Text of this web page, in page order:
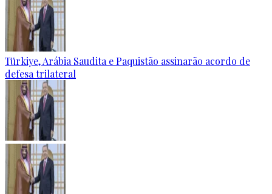
Türkiye, Arábia Saudita e Paquistão assinarão acordo de
defesa trilateral